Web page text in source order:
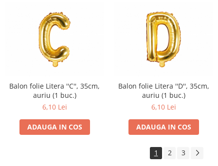
Balon folie Litera ''C'', 35cm,
auriu (1 buc.)
6,10 Lei
ADAUGA IN COS
Balon folie Litera ''D'', 35cm,
auriu (1 buc.)
6,10 Lei
ADAUGA IN COS
1 2 3